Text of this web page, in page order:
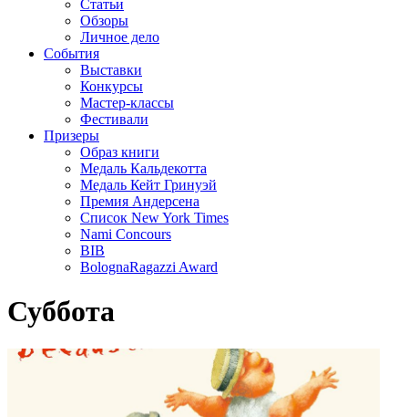
Статьи
Обзоры
Личное дело
События
Выставки
Конкурсы
Мастер-классы
Фестивали
Призеры
Образ книги
Медаль Кальдекотта
Медаль Кейт Гринуэй
Премия Андерсена
Список New York Times
Nami Concours
BIB
BolognaRagazzi Award
Суббота